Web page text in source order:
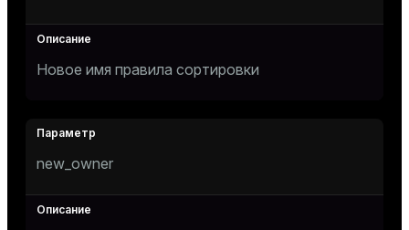
Новое имя правила сортировки
new_owner